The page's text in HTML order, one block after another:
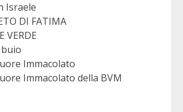
Israele
DI FATIMA
VERDE
Immacolato
Immacolato della BVM